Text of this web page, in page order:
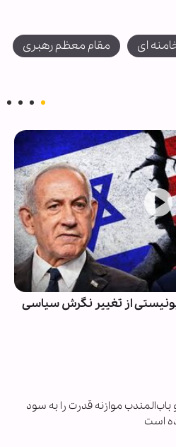
ای مقام معظم رهبری
از تغییر نگرش سیاسی
باب‌المندب موازنه قدرت را به سود
است